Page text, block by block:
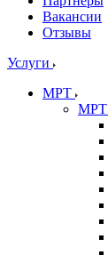
Вакансии
Отзывы
Услуги
МРТ
МРТ